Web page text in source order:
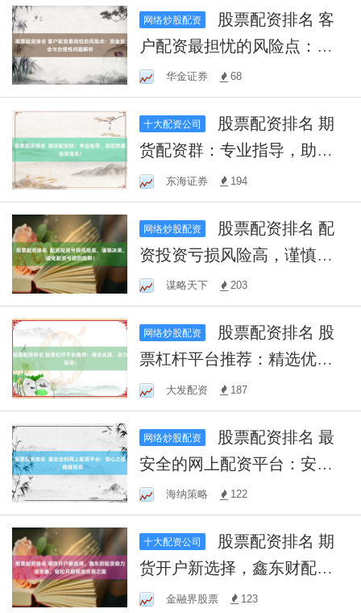
网络炒股配资
户配资最担忧的风险点：资
金安全与合规性问题解析
华金证券 68
十大配资公司
货配资群：专业指导，助您
把握投资良机！
东海证券 194
网络炒股配资
资投资亏损风险高，谨慎决
策，避免配资亏损的陷阱！
谋略天下 203
网络炒股配资
票杠杆平台推荐：精选优
质，助力投资！
大发配资 187
网络炒股配资
安全的网上配资平台：安心
之选，稳健投资
海纳策略 122
十大配资公司
货开户新选择，鑫东财配资
助力投资者，轻松开启期货
金融界股票 123